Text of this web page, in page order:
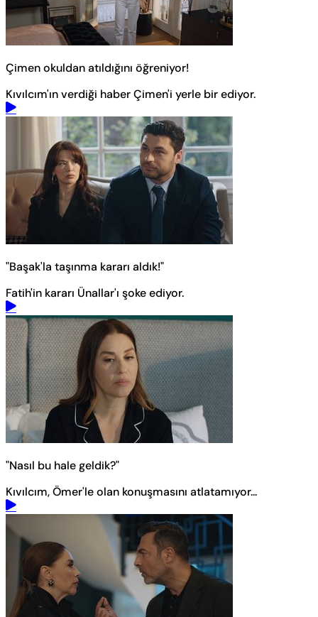
Çimen okuldan atıldığını öğreniyor!
Kıvılcım'ın verdiği haber Çimen'i yerle bir ediyor.
"Başak'la taşınma kararı aldık!"
Fatih'in kararı Ünallar'ı şoke ediyor.
"Nasıl bu hale geldik?"
Kıvılcım, Ömer'le olan konuşmasını atlatamıyor...